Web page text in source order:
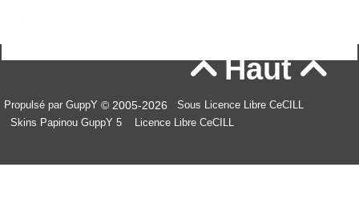
Haut
Propulsé par GuppY © 2005-2026
Sous Licence Libre CeCILL
Skins Papinou GuppY 5
Licence Libre CeCILL